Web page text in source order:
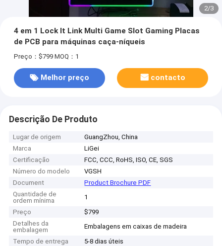
2/3
4 em 1 Lock It Link Multi Game Slot Gaming Placas
de PCB para máquinas caça-níqueis
Preço：$799 MOQ：1
Melhor preço contacto
Descrição De Produto
Lugar de origem
GuangZhou, China
Marca
LiGei
Certificação
FCC, CCC, RoHS, ISO, CE, SGS
Número do modelo
VGSH
Document
Product Brochure PDF
Quantidade de
ordem mínima
1
Preço
$799
Detalhes da
embalagem
Embalagens em caixas de madeira
Tempo de entrega
5-8 dias úteis